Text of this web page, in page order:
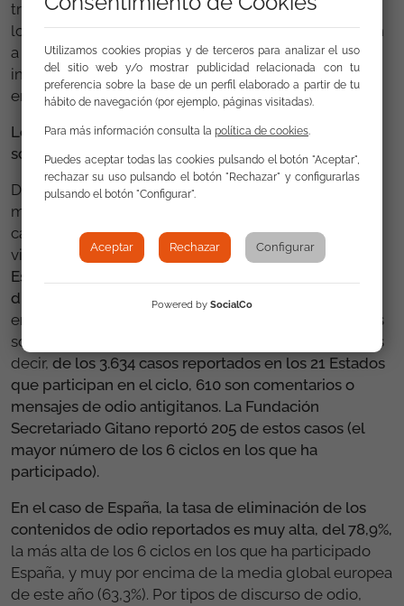
través de los canales de denuncia disponibles para
los usuarios generales, mientras que 869 se enviaron
a través de canales específicos disponibles solo para
informantes fiables (trusted flaggers, entre los que se
encuentra la Fundación Secretariado Gitano).
Los discursos de odio antigitanos, por primera vez,
son los más frecuentes
Desde el 5º ciclo de seguimiento, estos ciclos de
monitoreo incluyen el antigitanismo como una
categoría específica, lo que permite una mayor
visibilidad y reconocimiento de este tipo de racismo.
Este año es especialmente preocupante porque los
discursos antigitanos lideran los porcentajes
emanan del estudio: el 16,8% de los casos reportados
son discursos de odio contra la comunidad gitana. Es
decir, de los 3.634 casos reportados en los 21 Estados
que participan en el ciclo, 610 son comentarios o
mensajes de odio antigitanos. La Fundación
Secretariado Gitano reportó 205 de estos casos (el
mayor número de los 6 ciclos en los que ha
participado).
En el caso de España, la tasa de eliminación de los
contenidos de odio reportados es muy alta, del 78,9%,
la más alta de los 6 ciclos en los que ha participado
España, y muy por encima de la media global europea
de este año (63,3%). Por tipos de discurso de odio,
Utilizamos cookies propias y de terceros para analizar el uso
del sitio web y/o mostrar publicidad relacionada con tu
preferencia sobre la base de un perfil elaborado a partir de tu
hábito de navegación (por ejemplo, páginas visitadas).
Para más información consulta la política de cookies.
Puedes aceptar todas las cookies pulsando el botón "Aceptar",
rechazar su uso pulsando el botón "Rechazar" y configurarlas
pulsando el botón "Configurar".
Aceptar Rechazar Configurar
Powered by SocialCo